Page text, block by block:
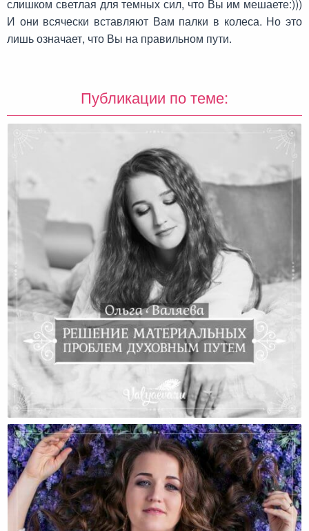
слишком светлая для темных сил, что Вы им мешаете:)))
И они всячески вставляют Вам палки в колеса. Но это
лишь означает, что Вы на правильном пути.
Публикации по теме:
Решение Материальных Проблем Духовным Путем